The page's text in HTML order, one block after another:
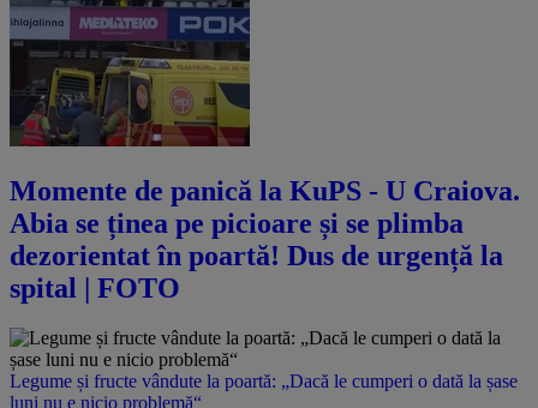
Momente de panică la KuPS - U Craiova.
Abia se ținea pe picioare și se plimba
dezorientat în poartă! Dus de urgență la
spital | FOTO
Legume și fructe vândute la poartă: „Dacă le cumperi o dată la șase
luni nu e nicio problemă“